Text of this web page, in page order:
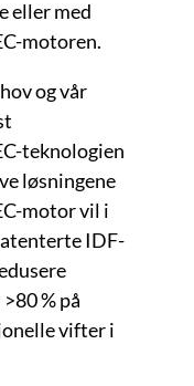
eller med
motoren.
og vår
teknologien
løsningene
motor vil i
IDF-
% på
vifter i